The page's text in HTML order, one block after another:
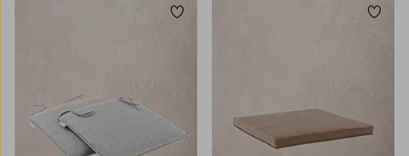
Zu Favoriten hinzufügen Zu